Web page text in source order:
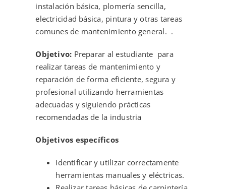
instalación básica, plomería sencilla,
electricidad básica, pintura y otras tareas
comunes de mantenimiento general. .
Objetivo: Preparar al estudiante para
realizar tareas de mantenimiento y
reparación de forma eficiente, segura y
profesional utilizando herramientas
adecuadas y siguiendo prácticas
recomendadas de la industria
Objetivos específicos
Identificar y utilizar correctamente
herramientas manuales y eléctricas.